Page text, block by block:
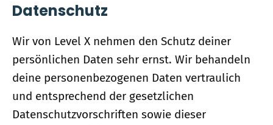
Datenschutz
Wir von Level X nehmen den Schutz deiner
persönlichen Daten sehr ernst. Wir behandeln
deine personenbezogenen Daten vertraulich
und entsprechend der gesetzlichen
Datenschutzvorschriften sowie dieser